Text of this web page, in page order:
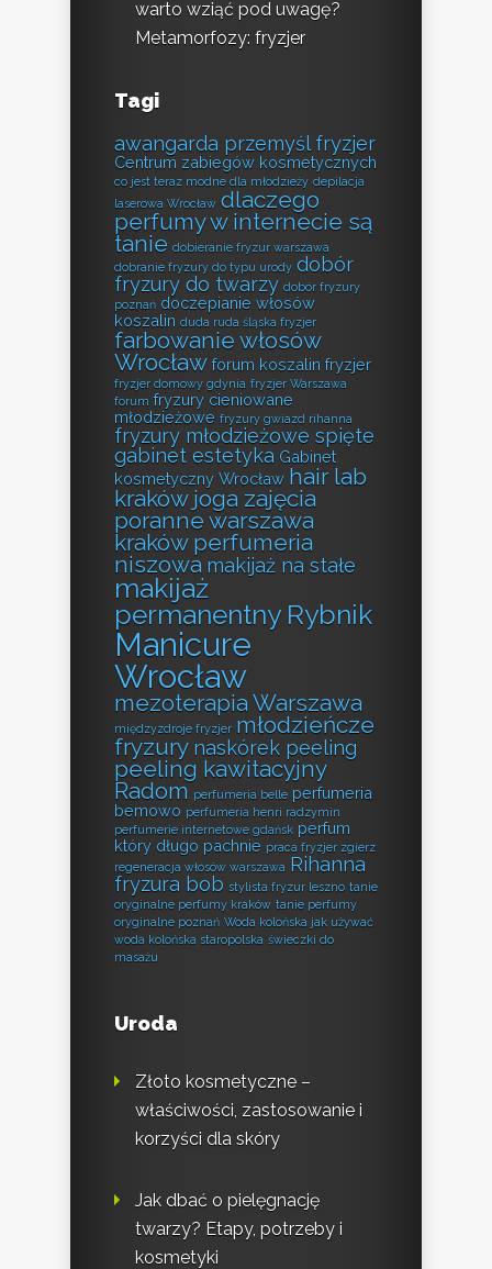
warto wziąć pod uwagę?
Metamorfozy: fryzjer
Tagi
awangarda przemyśl fryzjer
Centrum zabiegów kosmetycznych
co jest teraz modne dla młodzieży depilacja
laserowa Wrocław dlaczego
perfumy w internecie są
tanie dobieranie fryzur warszawa
dobranie fryzury do typu urody dobór
fryzury do twarzy dobór fryzury
poznań doczepianie włosów
koszalin duda ruda śląska fryzjer
farbowanie włosów
Wrocław forum koszalin fryzjer
fryzjer domowy gdynia fryzjer Warszawa
forum fryzury cieniowane
młodzieżowe fryzury gwiazd rihanna
fryzury młodzieżowe spięte
gabinet estetyka Gabinet
kosmetyczny Wrocław hair lab
kraków joga zajęcia
poranne warszawa
kraków perfumeria
niszowa makijaż na stałe
makijaż
permanentny Rybnik
Manicure
Wrocław
mezoterapia Warszawa
międzyzdroje fryzjer młodzieńcze
fryzury naskórek peeling
peeling kawitacyjny
Radom perfumeria belle perfumeria
bemowo perfumeria henri radzymin
perfumerie internetowe gdańsk perfum
który długo pachnie praca fryzjer zgierz
regeneracja włosów warszawa Rihanna
fryzura bob stylista fryzur leszno tanie
oryginalne perfumy kraków tanie perfumy
oryginalne poznań Woda kolońska jak używać
woda kolońska staropolska świeczki do
masażu
Uroda
Złoto kosmetyczne –
właściwości, zastosowanie i
korzyści dla skóry
Jak dbać o pielęgnację
twarzy? Etapy, potrzeby i
kosmetyki